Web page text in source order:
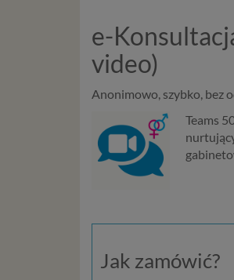
e-
video)
Anonimowo, szybko, bez
Teams
Jak zamówić?